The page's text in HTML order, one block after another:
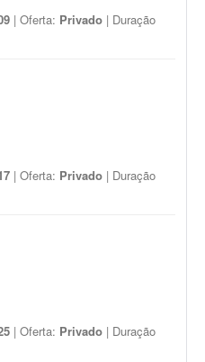
| Oferta: Privado | Duração
| Oferta: Privado | Duração
| Oferta: Privado | Duração